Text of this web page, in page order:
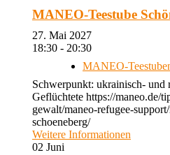
MANEO-Teestube
27. Mai 2027
18:30 - 20:30
MANEO-
Schwerpunkt: ukrainisch- und
Geflüchtete https://maneo.de/
gewalt/maneo-refugee-
schoeneberg/
Weitere Informationen
02 Juni